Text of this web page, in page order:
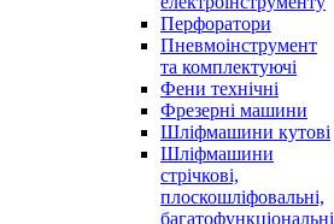
Перфоратори
Пневмоінструмент
та комплектуючі
Фени технічні
Фрезерні машини
Шліфмашини кутові
Шліфмашини
стрічкові,
плоскошліфовальні,
багатофункціональні